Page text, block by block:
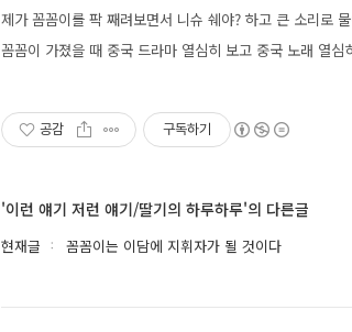
제가 꼼꼼이를 팍 째려보면서 니슈 쉐야? 하고 큰 소리로
꼼꼼이 가졌을 때 중국 드라마 열심히 보고 중국 노래 열
공감 구독하기
'이런 얘기 저런 얘기/딸기의 하루하루'의 다른글
현재글 꼼꼼이는 이담에 지휘자가 될 것이다